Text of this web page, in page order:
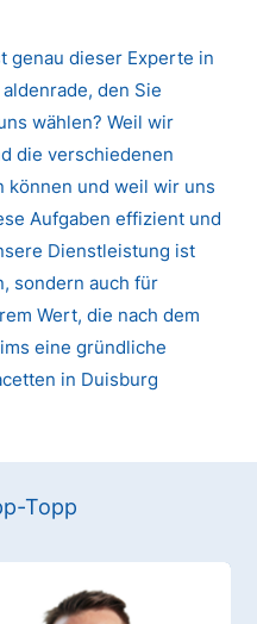
genau dieser Experte in
den Sie
wählen? Weil wir
die verschiedenen
können und weil wir uns
Aufgaben effizient und
Dienstleistung ist
sondern auch für
Wert, die nach dem
eine gründliche
in Duisburg
Topp